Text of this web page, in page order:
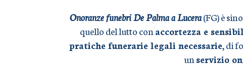
Onoranze funebri De Palma a Lucera(FG) è
quello del lutto con accortezza e
pratiche funerarie legali necessarie, di
unservizio